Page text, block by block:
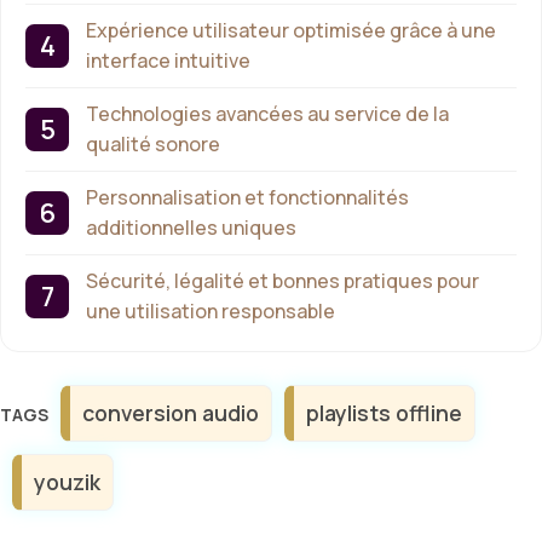
Expérience utilisateur optimisée grâce à une
interface intuitive
Technologies avancées au service de la
qualité sonore
Personnalisation et fonctionnalités
additionnelles uniques
Sécurité, légalité et bonnes pratiques pour
une utilisation responsable
Étiquettes
conversion audio playlists offline
youzik